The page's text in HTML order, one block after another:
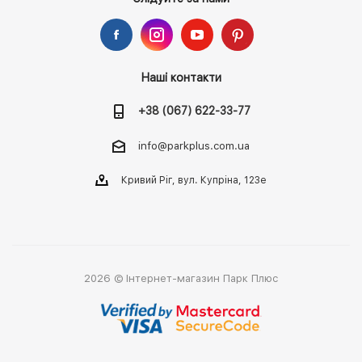
Наші контакти
+38 (067) 622-33-77
info@parkplus.com.ua
Кривий Ріг, вул. Купріна, 123е
2026 © Інтернет-магазин Парк Плюс